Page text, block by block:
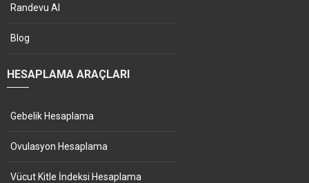
Randevu Al
Blog
HESAPLAMA ARAÇLARI
Gebelik Hesaplama
Ovulasyon Hesaplama
Vücut Kitle İndeksi Hesaplama